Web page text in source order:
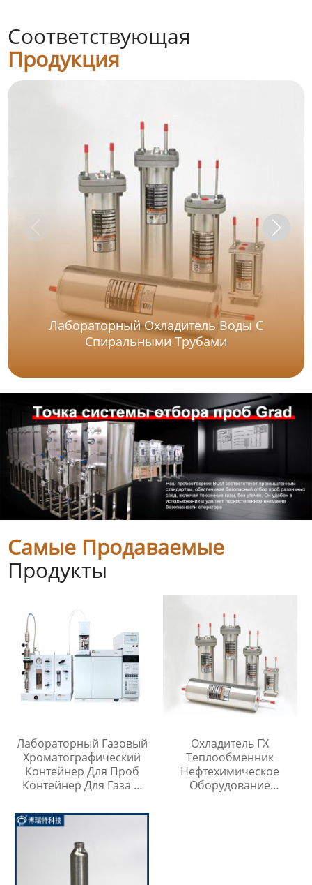
Соответствующая
Продукция
Лабораторный Охладитель Воды С
Спиральными Трубами
Самые Продаваемые
Продукты
Лабораторный Газовый
Хроматографический
Контейнер Для Проб
Контейнер Для Газа И
Инъекций
Охладитель ГХ
Теплообменник
Нефтехимическое
Оборудование